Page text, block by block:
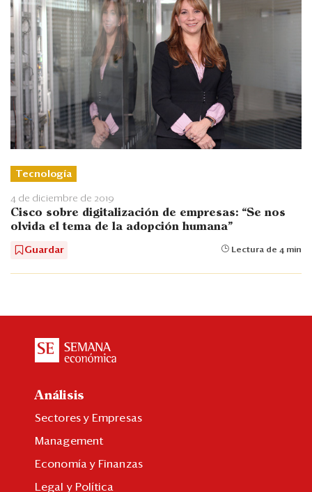
Tecnología
4 de diciembre de 2019
Cisco sobre digitalización de empresas: “Se nos
olvida el tema de la adopción humana"
Guardar Lectura de 4 min
Análisis
Sectores y Empresas
Management
Economía y Finanzas
Legal y Política